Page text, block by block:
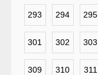
293 294 295
301 302 303
309 310 311